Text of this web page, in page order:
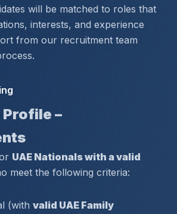
will be matched to roles that
interests, and experience
from our recruitment team
–
UAE Nationals with a valid
meet the following criteria:
(with valid UAE Family